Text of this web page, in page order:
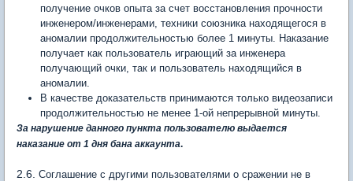
получение очков опыта за счет восстановления прочности
инженером/инженерами, техники союзника находящегося в
аномалии продолжительностью более 1 минуты. Наказание
получает как пользователь играющий за инженера
получающий очки, так и пользователь находящийся в
аномалии.
В качестве доказательств принимаются только видеозаписи
продолжительностью не менее 1-ой непрерывной минуты.
За нарушение данного пункта пользователю выдается
наказание от 1 дня бана аккаунта.
2.6. Соглашение с другими пользователями о сражении не в